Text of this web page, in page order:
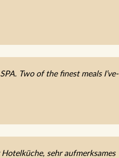
Two of the finest meals I’ve-
sehr aufmerksames